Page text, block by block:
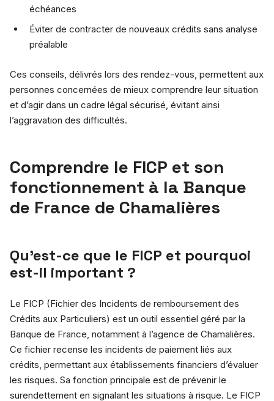
échéances
Éviter de contracter de nouveaux crédits sans analyse
préalable
Ces conseils, délivrés lors des rendez-vous, permettent aux
personnes concernées de mieux comprendre leur situation
et d’agir dans un cadre légal sécurisé, évitant ainsi
l’aggravation des difficultés.
Comprendre le FICP et son
fonctionnement à la Banque
de France de Chamalières
Qu’est-ce que le FICP et pourquoi
est-il important ?
Le FICP (Fichier des Incidents de remboursement des
Crédits aux Particuliers) est un outil essentiel géré par la
Banque de France, notamment à l’agence de Chamalières.
Ce fichier recense les incidents de paiement liés aux
crédits, permettant aux établissements financiers d’évaluer
les risques. Sa fonction principale est de prévenir le
surendettement en signalant les situations à risque. Le FICP